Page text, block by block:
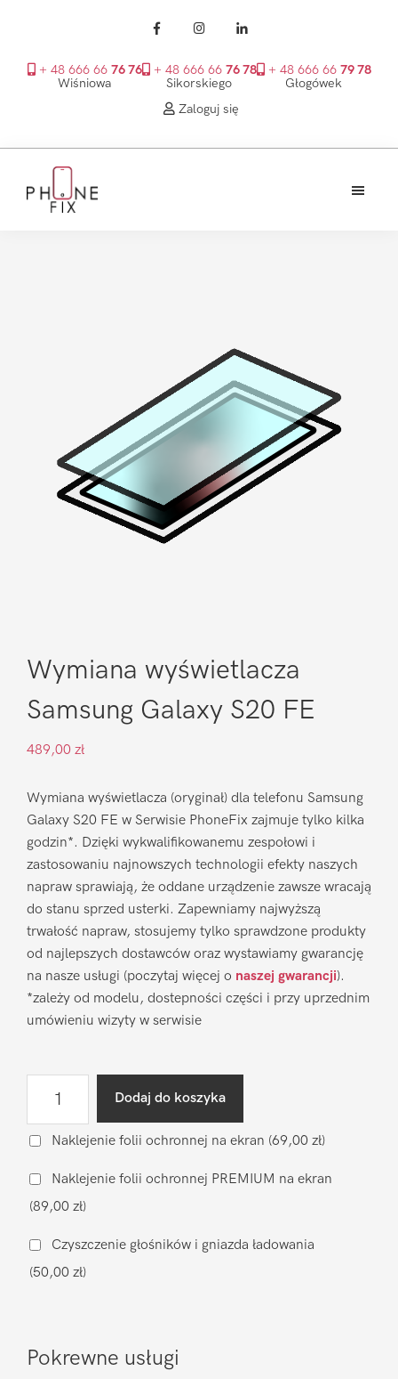
+ 48 666 66 76 76
Wiśniowa
+ 48 666 66 76 78
Sikorskiego
+ 48 666 66 79 78
Głogówek
Zaloguj się
głównego
Wymiana wyświetlacza
Samsung Galaxy S20 FE
489,00 zł
Wymiana wyświetlacza (oryginał) dla telefonu Samsung
Galaxy S20 FE w Serwisie PhoneFix zajmuje tylko kilka
godzin*. Dzięki wykwalifikowanemu zespołowi i
zastosowaniu najnowszych technologii efekty naszych
napraw sprawiają, że oddane urządzenie zawsze wracają
do stanu sprzed usterki. Zapewniamy najwyższą
trwałość napraw, stosujemy tylko sprawdzone produkty
od najlepszych dostawców oraz wystawiamy gwarancję
na nasze usługi (poczytaj więcej o naszej gwarancji).
*zależy od modelu, dostepności części i przy uprzednim
umówieniu wizyty w serwisie
wyświetlacza
Galaxy
S20
FE
Dodaj do koszyka
Naklejenie folii ochronnej na ekran (69,00 zł)
Naklejenie folii ochronnej PREMIUM na ekran
(89,00 zł)
Czyszczenie głośników i gniazda ładowania
(50,00 zł)
Pokrewne usługi